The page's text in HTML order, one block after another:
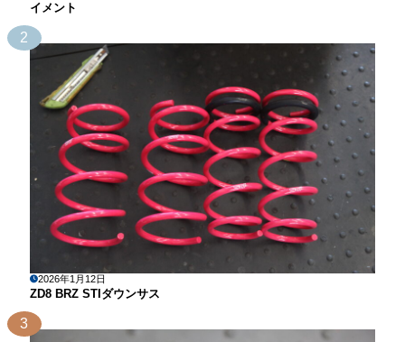
イメント
2
2026年1月12日
ZD8 BRZ STIダウンサス
3